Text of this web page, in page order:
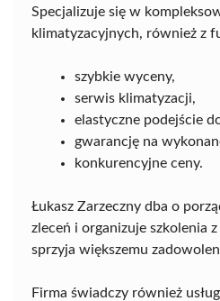
Specjalizuje się w
klimatyzacyjnych, również z
szybkie wyceny,
serwis klimatyzacji,
elastyczne podejście
gwarancję na
konkurencyjne ceny.
Łukasz Zarzeczny dba o
zleceń i organizuje szkolenia
sprzyja większemu
Firma świadczy również